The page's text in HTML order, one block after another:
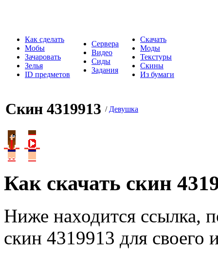
Как сделать
Мобы
Зачаровать
Зелья
ID предметов
Сервера
Видео
Сиды
Задания
Скачать
Моды
Текстуры
Скины
Из бумаги
Скин 4319913 / Девушка
Как скачать скин
Ниже находится ссылка,
скин 4319913 для своего